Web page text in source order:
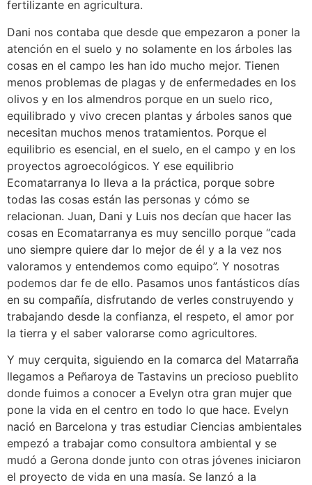
fertilizante en agricultura.
Dani nos contaba que desde que empezaron a poner la
atención en el suelo y no solamente en los árboles las
cosas en el campo les han ido mucho mejor. Tienen
menos problemas de plagas y de enfermedades en los
olivos y en los almendros porque en un suelo rico,
equilibrado y vivo crecen plantas y árboles sanos que
necesitan muchos menos tratamientos. Porque el
equilibrio es esencial, en el suelo, en el campo y en los
proyectos agroecológicos. Y ese equilibrio
Ecomatarranya lo lleva a la práctica, porque sobre
todas las cosas están las personas y cómo se
relacionan. Juan, Dani y Luis nos decían que hacer las
cosas en Ecomatarranya es muy sencillo porque “cada
uno siempre quiere dar lo mejor de él y a la vez nos
valoramos y entendemos como equipo”. Y nosotras
podemos dar fe de ello. Pasamos unos fantásticos días
en su compañía, disfrutando de verles construyendo y
trabajando desde la confianza, el respeto, el amor por
la tierra y el saber valorarse como agricultores.
Y muy cerquita, siguiendo en la comarca del Matarraña
llegamos a Peñaroya de Tastavins un precioso pueblito
donde fuimos a conocer a Evelyn otra gran mujer que
pone la vida en el centro en todo lo que hace. Evelyn
nació en Barcelona y tras estudiar Ciencias ambientales
empezó a trabajar como consultora ambiental y se
mudó a Gerona donde junto con otras jóvenes iniciaron
el proyecto de vida en una masía. Se lanzó a la